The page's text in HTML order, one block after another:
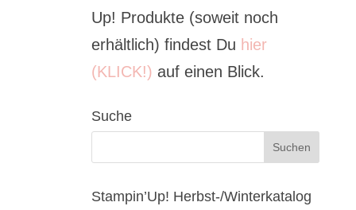
Up! Produkte (soweit noch
erhältlich) findest Du hier
(KLICK!) auf einen Blick.
Suche
Stampin’Up! Herbst-/Winterkatalog